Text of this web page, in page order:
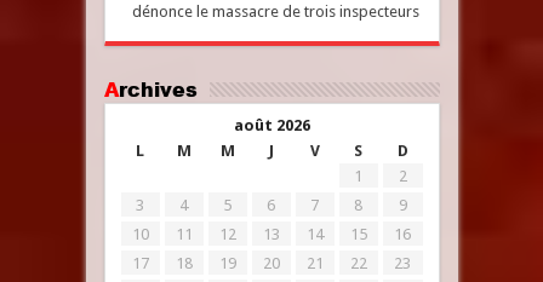
dénonce le massacre de trois inspecteurs
Archives
août 2026
L
M M J V S D
1
2
3
4 5 6 7 8
9
10
11 12 13 14 15
16
17
18 19 20 21 22
23